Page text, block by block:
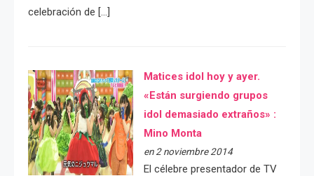
celebración de […]
Matices idol hoy y ayer.
«Están surgiendo grupos
idol demasiado extraños» :
Mino Monta
en 2 noviembre 2014
El célebre presentador de TV